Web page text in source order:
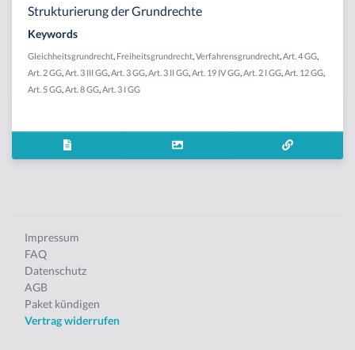
Strukturierung der Grundrechte
Keywords
Gleichheitsgrundrecht Freiheitsgrundrecht Verfahrensgrundrecht Art. 4 GG
Art. 2 GG Art. 3 III GG Art. 3 GG Art. 3 II GG Art. 19 IV GG Art. 2 I GG Art. 12 GG
Art. 5 GG Art. 8 GG Art. 3 I GG
Impressum
FAQ
Datenschutz
AGB
Paket kündigen
Vertrag widerrufen